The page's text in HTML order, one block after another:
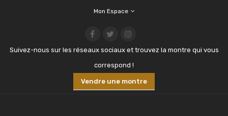
Mon Espace
Suivez-nous sur les réseaux sociaux et trouvez la montre qui vous
correspond !
Vendre une montre